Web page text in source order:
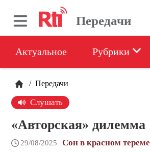
Передачи
Актуальное Рубрики
/ Передачи
Слушать
«Авторская» дилемма
29/08/2025 Сон в красном тереме